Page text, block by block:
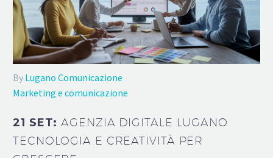
By Lugano Comunicazione
Marketing e comunicazione
21 SET:AGENZIA DIGITALE LUGANO
TECNOLOGIA E CREATIVITÀ PER